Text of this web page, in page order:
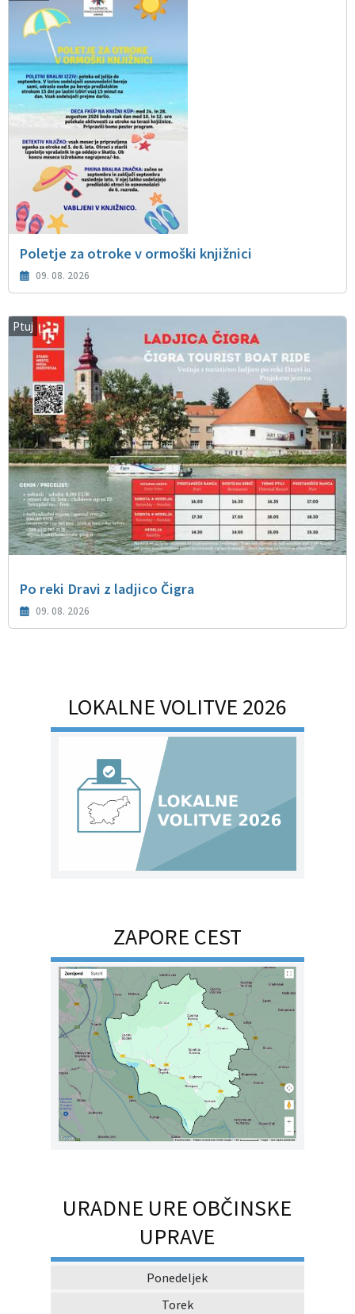
Poletje za otroke v ormoški knjižnici
09. 08. 2026
Ptuj
Po reki Dravi z ladjico Čigra
09. 08. 2026
LOKALNE VOLITVE 2026
ZAPORE CEST
URADNE URE OBČINSKE
UPRAVE
Ponedeljek
Torek